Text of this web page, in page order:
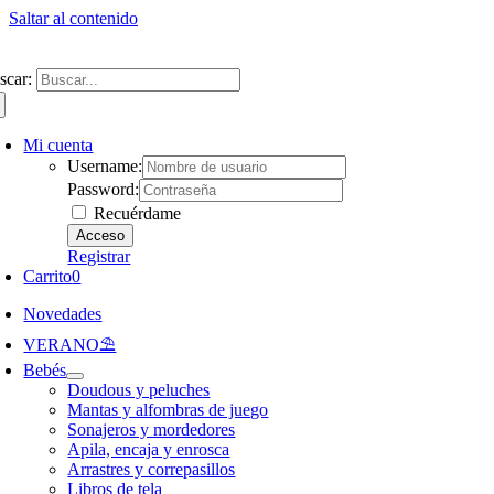
Saltar al contenido
Mi cuenta
Username:
Password:
Recuérdame
Registrar
Carrito0
Novedades
VERANO⛱️​
Bebés
Doudous y peluches
Mantas y alfombras de juego
Sonajeros y mordedores
Apila, encaja y enrosca
Arrastres y correpasillos
Libros de tela